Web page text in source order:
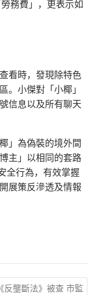
務費」，更表示如
看時，發現除特色
。小傑對「小椰」
信息以及所有聊天
」為偽裝的境外間
主」以相同的套路
全行為，有效掌握
展策反滲透及情報
反壟斷法》被查 市監